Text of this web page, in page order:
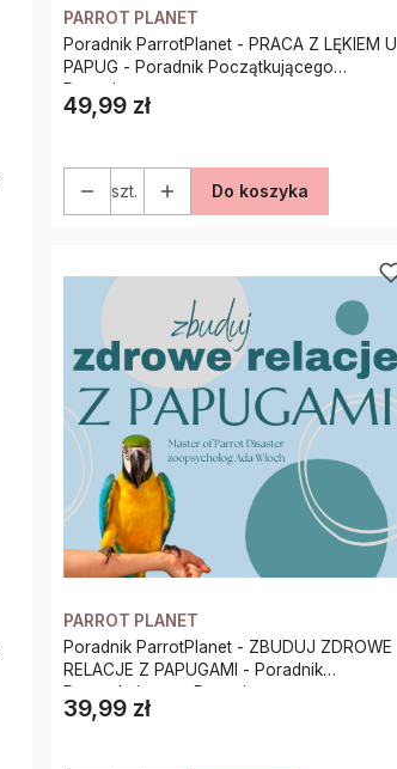
PARROT PLANET
Poradnik ParrotPlanet - PRACA Z LĘKIEM U
PAPUG - Poradnik Początkującego
Papuziarza
Cena
49,99 zł
szt. Do koszyka
PARROT PLANET
Poradnik ParrotPlanet - ZBUDUJ ZDROWE
RELACJE Z PAPUGAMI - Poradnik
Początkującego Papuziarza
Cena
39,99 zł